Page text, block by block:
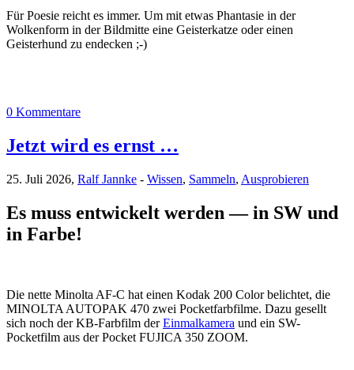
Für Poesie reicht es immer. Um mit etwas Phantasie in der
Wolkenform in der Bildmitte eine Geisterkatze oder einen
Geisterhund zu endecken ;-)
0 Kommentare
Jetzt wird es ernst …
25. Juli 2026, Ralf Jannke - Wissen, Sammeln, Ausprobieren
Es muss entwickelt werden — in SW und
in Farbe!
Die nette Minolta AF-C hat einen Kodak 200 Color belichtet, die
MINOLTA AUTOPAK 470 zwei Pocketfarbfilme. Dazu gesellt
sich noch der KB-Farbfilm derEinmalkamera und ein SW-
Pocketfilm aus der Pocket FUJICA 350 ZOOM.